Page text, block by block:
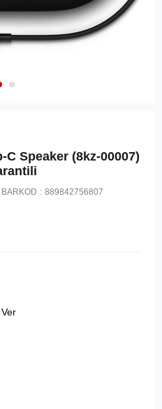
Speaker (8kz-00007)
BARKOD : 889842756807